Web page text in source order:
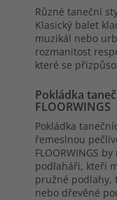
Různé taneční
Klasický balet
muzikál nebo
rozmanitost
které se
Pokládka
FLOORWINGS
Pokládka
řemeslnou
FLOORWINGS
podlaháři, kteří
pružné podlahy,
nebo dřevěné